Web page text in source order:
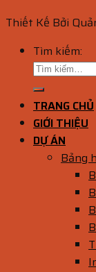
Thiết Kế Bởi
Tìm kiếm:
TRANG CHỦ
GIỚI THIỆU
DỰ ÁN
Bảng